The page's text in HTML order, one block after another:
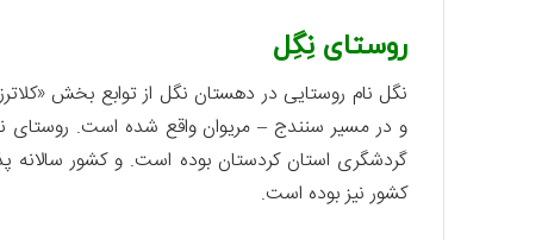
روستای نِگِل
و در مسیر سنندج – مریوان واقع شده است.
گردشگری استان کردستان بوده است. و کشور سالانه
کشور نیز بوده است.